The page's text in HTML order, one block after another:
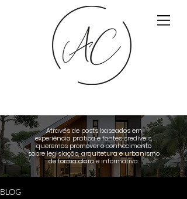
Através de posts baseados em
experiência prática e fontes credíveis,
queremos promover o conhecimento
sobre legislação, arquitetura e urbanismo
de forma clara e informativa.
BLOG